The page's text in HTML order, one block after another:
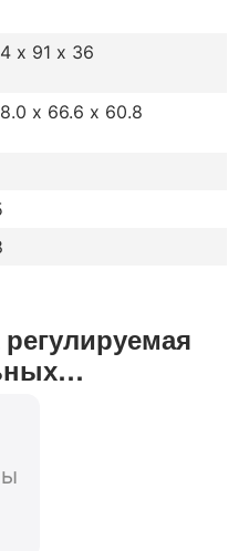
х 91 х 36
х 66.6 х 60.8